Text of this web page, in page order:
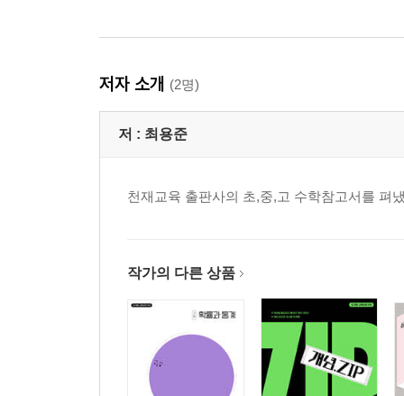
저자 소개 (2명)
저 : 최용준
천재교육 출판사의 초,중,고 수학참고서를 펴
작가의 다른 상품